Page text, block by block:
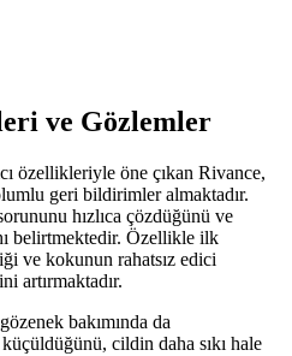
ve Gözlemler
özellikleriyle öne çıkan Rivance,
geri bildirimler almaktadır.
hızlıca çözdüğünü ve
belirtmektedir. Özellikle ilk
ve kokunun rahatsız edici
artırmaktadır.
bakımında da
cildin daha sıkı hale